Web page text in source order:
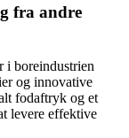
fra andre
i boreindustrien
og innovative
fodaftryk og et
levere effektive